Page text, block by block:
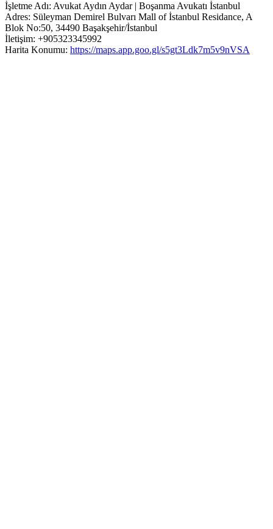
İşletme Adı: Avukat Aydın Aydar | Boşanma Avukatı İstanbul
Adres: Süleyman Demirel Bulvarı Mall of İstanbul Residance, A
Blok No:50, 34490 Başakşehir/İstanbul
İletişim: +905323345992
Harita Konumu: https://maps.app.goo.gl/s5gt3Ldk7m5v9nVSA